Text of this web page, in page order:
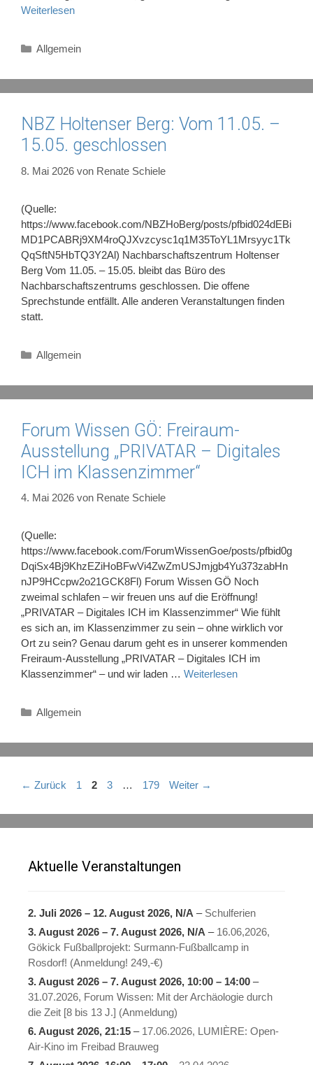
Weiterlesen
Kategorien
Allgemein
NBZ Holtenser Berg: Vom 11.05. –
15.05. geschlossen
8. Mai 2026 von Renate Schiele
(Quelle:
https://www.facebook.com/NBZHoBerg/posts/pfbid024dEBi
MD1PCABRj9XM4roQJXvzcysc1q1M35ToYL1Mrsyyc1Tk
QqSftN5HbTQ3Y2Al) Nachbarschaftszentrum Holtenser
Berg Vom 11.05. – 15.05. bleibt das Büro des
Nachbarschaftszentrums geschlossen. Die offene
Sprechstunde entfällt. Alle anderen Veranstaltungen finden
statt.
Kategorien
Allgemein
Forum Wissen GÖ: Freiraum-
Ausstellung „PRIVATAR – Digitales
ICH im Klassenzimmer“
4. Mai 2026 von Renate Schiele
(Quelle:
https://www.facebook.com/ForumWissenGoe/posts/pfbid0g
DqiSx4Bj9KhzEZiHoBFwVi4ZwZmUSJmjgb4Yu373zabHn
nJP9HCcpw2o21GCK8Fl) Forum Wissen GÖ Noch
zweimal schlafen – wir freuen uns auf die Eröffnung!
„PRIVATAR – Digitales ICH im Klassenzimmer“ Wie fühlt
es sich an, im Klassenzimmer zu sein – ohne wirklich vor
Ort zu sein? Genau darum geht es in unserer kommenden
Freiraum-Ausstellung „PRIVATAR – Digitales ICH im
Klassenzimmer“ – und wir laden … Weiterlesen
Kategorien
Allgemein
← Zurück Seite
1 Seite
2 Seite
3 … Seite
179 Weiter →
Aktuelle Veranstaltungen
2. Juli 2026 – 12. August 2026, N/A – Schulferien
3. August 2026 – 7. August 2026, N/A – 16.06,2026,
Gökick Fußballprojekt: Surmann-Fußballcamp in
Rosdorf! (Anmeldung! 249,-€)
3. August 2026 – 7. August 2026, 10:00 – 14:00 –
31.07.2026, Forum Wissen: Mit der Archäologie durch
die Zeit [8 bis 13 J.] (Anmeldung)
6. August 2026, 21:15 – 17.06.2026, LUMIÈRE: Open-
Air-Kino im Freibad Brauweg